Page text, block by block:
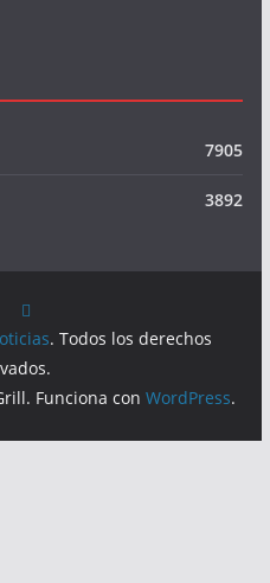
7905
3892
. Todos los derechos
Funciona conWordPress.